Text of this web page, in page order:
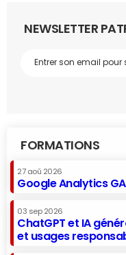
NEWSLETTER
FORMATIONS
27 aoû 2026
Google Analytics
03 sep 2026
ChatGPT et IA
et usages